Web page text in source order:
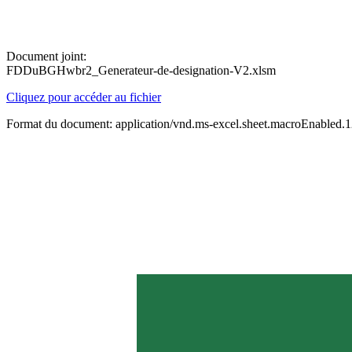
Document joint:
FDDuBGHwbr2_Generateur-de-designation-V2.xlsm
Cliquez pour accéder au fichier
Format du document: application/vnd.ms-